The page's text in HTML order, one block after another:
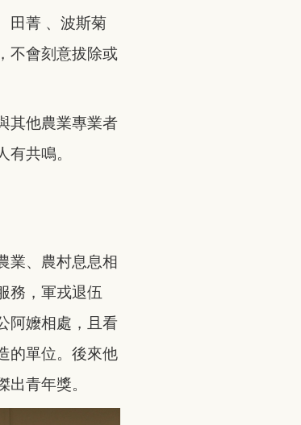
田菁 、波斯菊
不會刻意拔除或
其他農業專業者
共鳴。
業、農村息息相
務，軍戎退伍
阿嬤相處，且看
的單位。後來他
青年獎。